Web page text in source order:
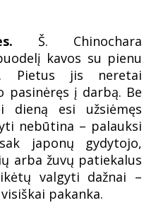
Š. Chinochara
kavos su pienu
Pietus jis neretai
pasinėręs į darbą. Be
esi užsiėmęs
nebūtina – palauksi
japonų gydytojo,
arba žuvų patiekalus
valgyti dažnai –
pakanka.